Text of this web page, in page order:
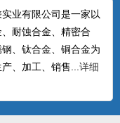
实业有限公司是一家以
耐蚀合金、精密合
、钛合金、铜合金为
、加工、销售... 详细